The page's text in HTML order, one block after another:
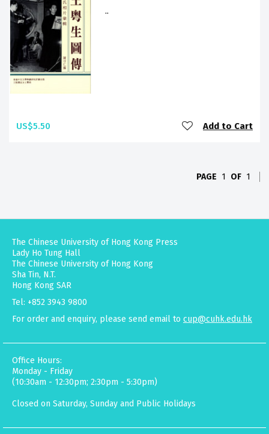
..
US$5.50 Add to Cart
PAGE 1 OF 1
The Chinese University of Hong Kong Press
Lady Ho Tung Hall
The Chinese University of Hong Kong
Sha Tin, N.T.
Hong Kong SAR
Tel: +852 3943 9800
For order and enquiry, please send email to cup@cuhk.edu.hk
Office Hours:
Monday - Friday
(10:30am - 12:30pm; 2:30pm - 5:30pm)
Closed on Saturday, Sunday and Public Holidays